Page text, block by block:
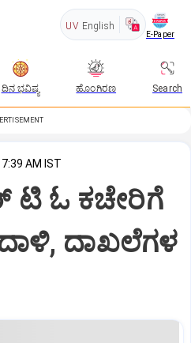
UV English
E-Paper
ದಿನ ಭವಿಷ್ಯ ಹೊಂಗಿರಣ Search
7:39 AM IST
ಟಿ ಓ ಕಚೇರಿಗೆ
ದಾಖಲೆಗಳ